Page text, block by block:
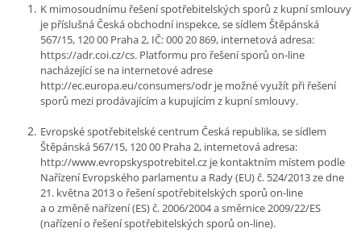
K mimosoudnímu řešení spotřebitelských sporů z kupní smlouvy
je příslušná Česká obchodní inspekce, se sídlem Štěpánská
567/15, 120 00 Praha 2, IČ: 000 20 869, internetová adresa:
https://adr.coi.cz/cs. Platformu pro řešení sporů on-line
nacházející se na internetové adrese
http://ec.europa.eu/consumers/odr je možné využít při řešení
sporů mezi prodávajícím a kupujícím z kupní smlouvy.
Evropské spotřebitelské centrum Česká republika, se sídlem
Štěpánská 567/15, 120 00 Praha 2, internetová adresa:
http://www.evropskyspotrebitel.cz je kontaktním místem podle
Nařízení Evropského parlamentu a Rady (EU) č. 524/2013 ze dne
21. května 2013 o řešení spotřebitelských sporů on-line
a o změně nařízení (ES) č. 2006/2004 a směrnice 2009/22/ES
(nařízení o řešení spotřebitelských sporů on-line).